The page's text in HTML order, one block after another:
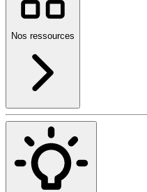
Nos ressources